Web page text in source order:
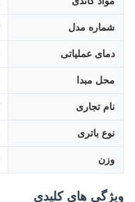
شماره مدل
دمای عملیاتی
محل مبدا
نام تجاری
نوع باتری
وزن
ویژگی های کلیدی